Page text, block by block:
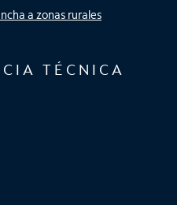
a zonas rurales
TÉCNICA